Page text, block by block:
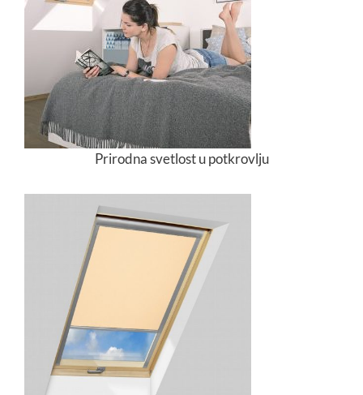
Prirodna svetlost u potkrovlju